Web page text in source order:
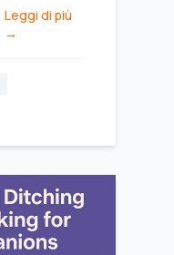
Leggi di più
→